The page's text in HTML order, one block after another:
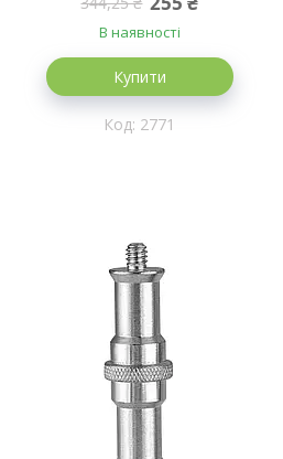
В наявності
Купити
2771